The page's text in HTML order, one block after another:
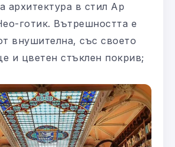
архитектура в стил Ар
готик. Вътрешността е
внушителна, със своето
и цветен стъклен покрив;